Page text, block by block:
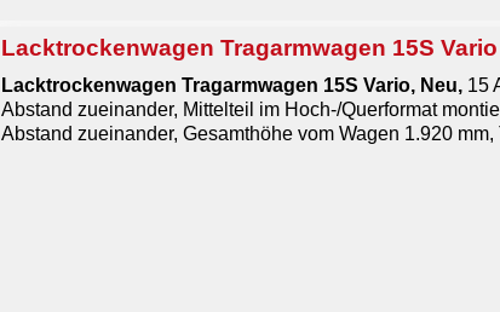
Lacktrockenwagen Tragarmwagen 15S Vario
Lacktrockenwagen Tragarmwagen 15S Vario, Neu, 15
Abstand zueinander, Mittelteil im Hoch-/Querformat
Abstand zueinander, Gesamthöhe vom Wagen 1.920